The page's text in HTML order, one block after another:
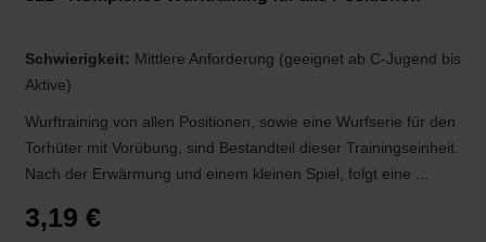
Schwierigkeit: Mittlere Anforderung (geeignet ab C-Jugend bis
Aktive)
Wurftraining von allen Positionen, sowie eine Wurfserie für den
Torhüter mit Vorübung, sind Bestandteil dieser Trainingseinheit.
Nach der Erwärmung und einem kleinen Spiel, folgt eine ...
3,19 €